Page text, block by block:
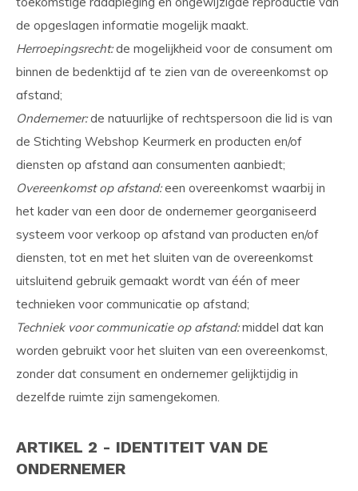
de opgeslagen informatie mogelijk maakt.
Herroepingsrecht:de mogelijkheid voor de consument om
binnen de bedenktijd af te zien van de overeenkomst op
afstand;
Ondernemer:de natuurlijke of rechtspersoon die lid is van
de Stichting Webshop Keurmerk en producten en/of
diensten op afstand aan consumenten aanbiedt;
Overeenkomst op afstand:een overeenkomst waarbij in
het kader van een door de ondernemer georganiseerd
systeem voor verkoop op afstand van producten en/of
diensten, tot en met het sluiten van de overeenkomst
uitsluitend gebruik gemaakt wordt van één of meer
technieken voor communicatie op afstand;
Techniek voor communicatie op afstand:middel dat kan
worden gebruikt voor het sluiten van een overeenkomst,
zonder dat consument en ondernemer gelijktijdig in
dezelfde ruimte zijn samengekomen.
ARTIKEL 2 - IDENTITEIT VAN DE
ONDERNEMER